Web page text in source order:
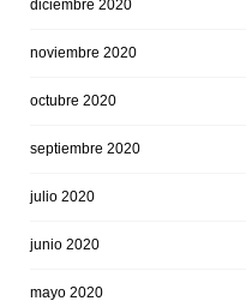
diciembre 2020
noviembre 2020
octubre 2020
septiembre 2020
julio 2020
junio 2020
mayo 2020